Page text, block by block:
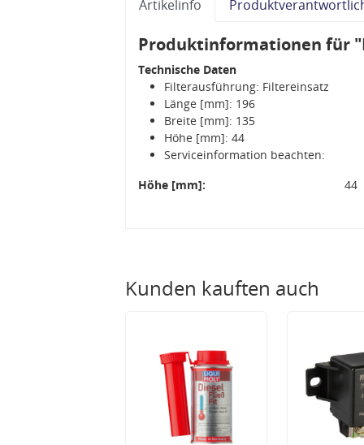
Artikelinfo
Produktinformationen für
Technische Daten
Filterausführung: Filtereinsatz
Länge [mm]: 196
Breite [mm]: 135
Höhe [mm]: 44
Serviceinformation beachten:
Höhe [mm]:
44
Kunden kauften auch